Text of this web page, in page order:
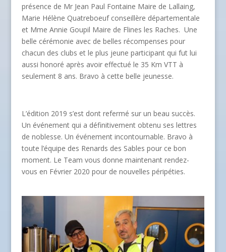
présence de Mr Jean Paul Fontaine Maire de Lallaing,
Marie Hélène Quatreboeuf conseillère départementale
et Mme Annie Goupil Maire de Flines les Raches. Une
belle cérémonie avec de belles récompenses pour
chacun des clubs et le plus jeune participant qui fut lui
aussi honoré après avoir effectué le 35 Km VTT à
seulement 8 ans. Bravo à cette belle jeunesse.
L’édition 2019 s’est dont refermé sur un beau succès.
Un événement qui a définitivement obtenu ses lettres
de noblesse. Un événement incontournable. Bravo à
toute l’équipe des Renards des Sables pour ce bon
moment. Le Team vous donne maintenant rendez-
vous en Février 2020 pour de nouvelles péripéties.